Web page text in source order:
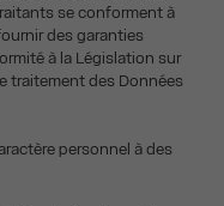
se conforment à
des garanties
à la Législation sur
traitement des Données
personnel à des